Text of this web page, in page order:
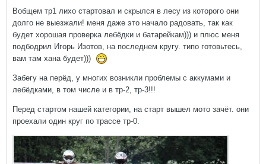
Вобщем тр1 лихо стартовал и скрылся в лесу из которого они
долго не выезжали! меня даже это начало радовать, так как
будет хорошая проверка лебёдки и батарейкам))) и плюс меня
подбодрил Игорь Изотов, на последнем кругу. типо готовьтесь,
вам там хана будет)))
Забегу на перёд, у многих возникли проблемы с аккумами и
лебёдками, в том числе и в тр-2, тр-3!!!
Перед стартом нашей категории, на старт вышел мото зачёт. они
проехали один круг по трассе тр-0.